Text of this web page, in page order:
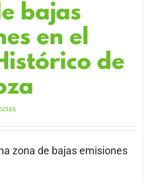
bajas
en el
de
zona de bajas emisiones